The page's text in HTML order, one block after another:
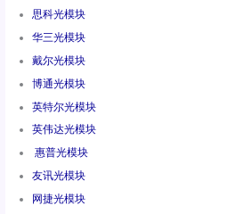
思科光模块
华三光模块
戴尔光模块
博通光模块
英特尔光模块
英伟达光模块
惠普光模块
友讯光模块
网捷光模块